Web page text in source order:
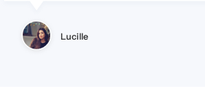
Lucille